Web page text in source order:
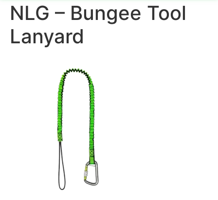
NLG – Bungee Tool
Lanyard